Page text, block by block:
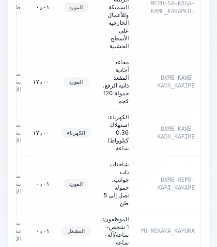
MEPU-SA-KASA-
KAME_KAKAMERI
السميكة
وللأعمال
الخارجية
على
الأسطح
الخشبية
المورد ٠٫٠١ طن
DXME-KANE-
KADX_KARIME
مقاعد
أحادية
المقعد
ذاتية الرفع،
حمولة 120
كجم
المورد ١٧٫٠٠
ساعات
تشغيل
الآلة
DXME-KANE-
KADX_KARIME
الكهرباء:
استهلاك
0.36
كيلوواط/
ساعة
الكهرباء ١٧٫٠٠
ساعات
تشغيل
الآلة
DXME-MEPU-
KARI_KAKAME
شاحنات
ذات
جوانب،
حمولة
تصل إلى 5
طن
المورد ٠٫٠١
ساعات
تشغيل
الآلة
PU_MEKAKA_KAPUKA
الموظفون:
1 شخص-
ساعة/آلة-
ساعة
المشغل ٠٫٠١
ساعات
تشغيل
الآلة